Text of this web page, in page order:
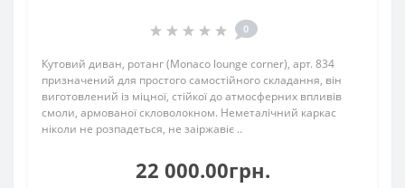
0
Кутовий диван, ротанг (Monaco lounge corner), арт. 834
призначений для простого самостійного складання, він
виготовлений із міцної, стійкої до атмосферних впливів
смоли, армованої скловолокном. Неметалічний каркас
ніколи не розпадеться, не заіржавіє ..
22 000.00грн.